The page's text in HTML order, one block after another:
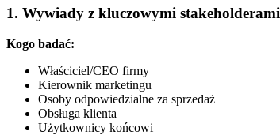
1. Wywiady z kluczowymi stakeholderami
Kogo badać:
Właściciel/CEO firmy
Kierownik marketingu
Osoby odpowiedzialne za sprzedaż
Obsługa klienta
Użytkownicy końcowi